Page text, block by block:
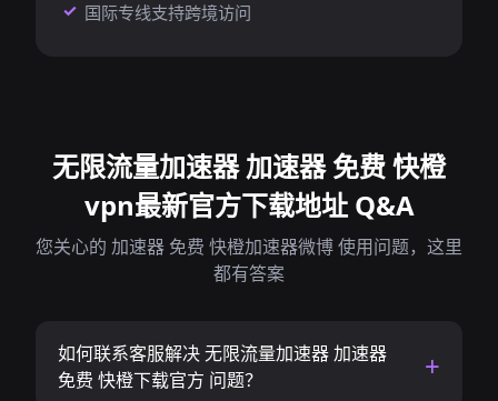
国际专线支持跨境访问
无限流量加速器 加速器 免费 快橙
vpn最新官方下载地址 Q&A
您关心的 加速器 免费 快橙加速器微博 使用问题，这里
都有答案
如何联系客服解决 无限流量加速器 加速器
免费 快橙下载官方 问题？